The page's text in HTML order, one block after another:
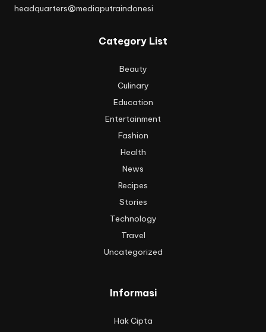
headquarters@mediaputraindonesi
Category List
Beauty
Culinary
Education
Entertainment
Fashion
Health
News
Recipes
Stories
Technology
Travel
Uncategorized
Informasi
Hak Cipta